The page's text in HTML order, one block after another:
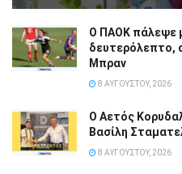
Ο ΠΑΟΚ πάλεψε
δευτερόλεπτο,
Μπραν
8 ΑΥΓΟΎΣΤΟΥ, 2026
Ο Αετός
Βασίλη
8 ΑΥΓΟΎΣΤΟΥ, 2026